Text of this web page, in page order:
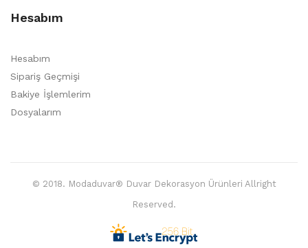
Hesabım
Hesabım
Sipariş Geçmişi
Bakiye İşlemlerim
Dosyalarım
© 2018. Modaduvar® Duvar Dekorasyon Ürünleri Allright
Reserved.